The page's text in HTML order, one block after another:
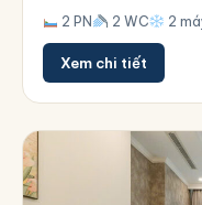
2 PN 2 WC 2
Xem chi tiết